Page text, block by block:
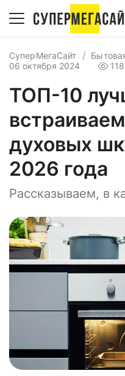
СуперМегаСайт
06 октября 2024
ТОП-10
духовых
2026 года
Рассказываем, в